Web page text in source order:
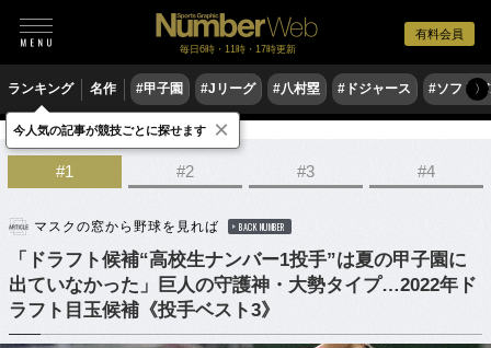
有料会員
毎日6時・11時・17時更新
ランキング 名作 #甲子園 #Jリーグ #八村塁 #ドジャース #ソフト〉
野球 プロ野球 ドラフト会議
#1 #2 #3 #4
マスクの窓から野球を見れば BACK NUMBER
「ドラフト候補“高校生ナンバー1投手”は夏の甲子園に
出ていなかった」巨人の守護神・大勢タイプ…2022年ド
ラフト目玉候補《投手ベスト3》
今人気の記事が競技ごとに探せます ×